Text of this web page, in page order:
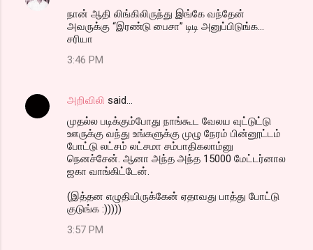
நான் ஆதி லிங்கிலிருந்து இங்கே வந்தேன்
அவருக்கு “இரண்டு பைசா” டிடி அனுப்பிடுங்க...
சரியா
3:46 PM
அறிவிலி said…
முதல்ல படிக்கும்போது நாங்கூட வேலய வுட்டுட்டு
ஊருக்கு வந்து உங்களுக்கு முழு நேரம் பின்னூட்டம்
போட்டு லட்சம் லட்சமா சம்பாதிகலாம்னு
நெனச்சேன். ஆனா அந்த அந்த 15000 மேட்டர்னால
ஜகா வாங்கிட்டேன்.
(இத்தன எழுதியிருக்கேன் ஏதாவது பாத்து போட்டு
குடுங்க :)))))
3:57 PM